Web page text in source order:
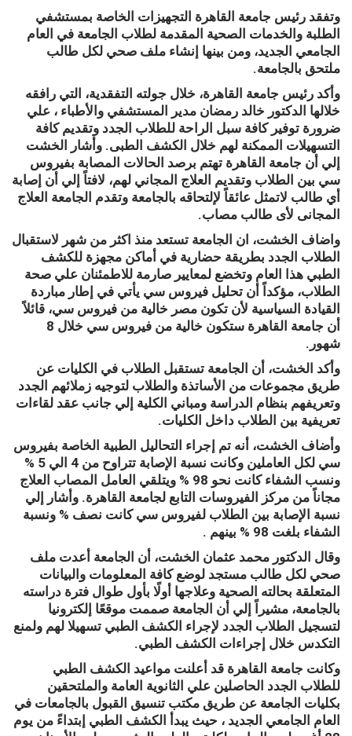
وتفقد رئيس جامعة القاهرة التجهيزات الخاصة بمستشفي
الطلبة والخدمات الصحية المقدمة لطلاب الجامعة في العام
الجامعي الجديد، ومن بينها إنشاء ملف صحي لكل طالب
ملتحق بالجامعة.
وأكد رئيس جامعة القاهرة، خلال جولته التفقدية، التي رافقه
خلالها الدكتور خالد رمضان مدير المستشفي والأطباء ، علي
ضرورة توفير كافة سبل الراحة للطلاب الجدد وتقديم كافة
التسهيلات الممكنة لهم خلال الكشف الطبى. وأشار الخشت
إلي أن جامعة القاهرة تهتم برصد الحالات المصابة بفيروس
سي بين الطلاب وتقديم العلاج المجاني لهم، لافتاً إلي أن إصابة
أي طالب لاتمثل عائقاً لإلتحاقه بالجامعة وتقدم الجامعة العلاج
المجانى لأى طالب مصاب.
واضاف الخشت، ان الجامعة تستعد منذ اكثر من شهر لاستقبال
الطلاب الجدد بطريقة حضارية في أماكن مجهزة للكشف
الطبي هذا العام وتخضع لمعايير صارمة للاطمئنان علي صحة
الطلاب، مؤكداً أن تحليل فيروس سي يأتي في إطار مباردة
القيادة السياسية لأن تكون مصر خالية من فيروس سي، قائلاً
أن جامعة القاهرة ستكون خالية من فيروس سي خلال 8
شهور.
وأكد الخشت، أن الجامعة تستقبل الطلاب في الكليات عن
طريق مجموعات من الأساتذة والطلاب لتوجيه زملائهم الجدد
وتعريفهم بنظام الدراسة ومباني الكلية إلي جانب عقد لقاءات
تعريفية بين الطلاب داخل الكليات.
وأضاف الخشت، أنه تم إجراء التحاليل الطبية الخاصة بفيروس
سي لكل العاملين وكانت نسبة الإصابة تتراوح من 4 الي 5 %
ونسب الشفاء كانت نحو 98 % ويتلقي العامل المصاب العلاج
مجاناً من مركز الفيروسات التابع لجامعة القاهرة. وأشار إلي
نسبة الإصابة بين الطلاب لفيروس سي كانت نصف % ونسبة
الشفاء بلغت 98 % بينهم .
وقال الدكتور محمد عثمان الخشت، أن الجامعة أعدت ملف
صحي لكل طالب مستجد لوضع كافة المعلومات والبيانات
المتعلقة بحالته الصحية وعلاجها أولًا بأول طوال فترة دراسته
بالجامعة، مشيراً إلي أن الجامعة صممت موقعًا إلكترونيا
لتسجيل الطلاب الجدد لإجراء الكشف الطبي تسهيلا لهم ولمنع
التكدس خلال إجراءات الكشف الطبي.
وكانت جامعة القاهرة قد أعلنت مواعيد الكشف الطبي
للطلاب الجدد الحاصلين علي الثانوية العامة والملتحقين
بكليات الجامعة عن طريق مكتب تنسيق القبول بالجامعات في
العام الجامعي الجديد ، حيث يبدأ الكشف الطبي إبتداءً من يوم